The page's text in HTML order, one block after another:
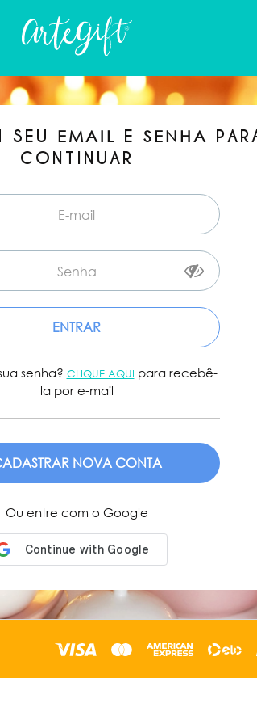
SEU EMAIL E SENHA
CONTINUAR
ENTRAR
senha? CLIQUE AQUI para recebê-
la por e-mail
ENVIAR
Ou entre com o Google